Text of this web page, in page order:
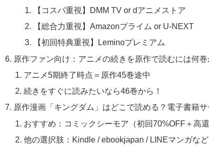
【コスパ重視】DMM TV or dアニメストア
【総合力重視】Amazonプライム or U-NEXT
【初回特典重視】Leminoプレミアム
原作ファン向け：アニメの続きを原作で読むには何巻
アニメ5期終了時点＝原作45巻途中
続きをすぐに読みたいなら46巻から！
原作漫画「キングダム」はどこで読める？電子書籍
おすすめ：コミックシーモア（初回70%OFF＋高還
他の選択肢：Kindle / ebookjapan / LINEマンガなど